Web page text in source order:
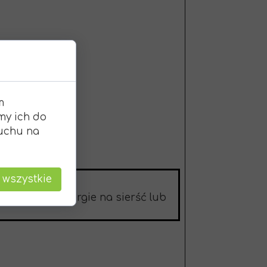
ma alergie na sierść lub
ich do
na
wszystkie